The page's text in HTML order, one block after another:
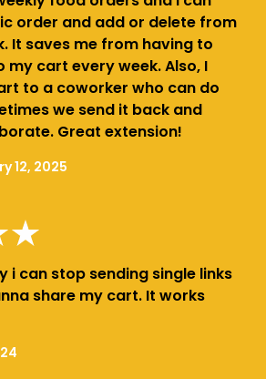
order and add or delete from
It saves me from having to
my cart every week. Also, I
to a coworker who can do
we send it back and
Great extension!
12, 2025
i can stop sending single links
share my cart. It works